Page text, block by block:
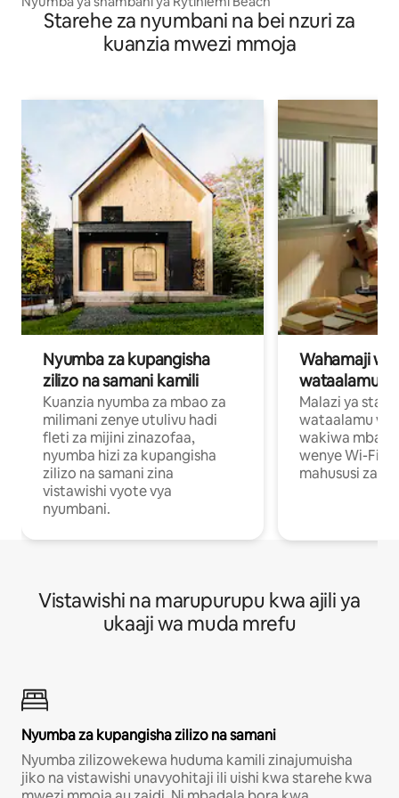
Starehe za nyumbani na bei nzuri za
kuanzia mwezi mmoja
Nyumba za kupangisha
zilizo na samani kamili
Kuanzia nyumba za mbao za
milimani zenye utulivu hadi
fleti za mijini zinazofaa,
nyumba hizi za kupangisha
zilizo na samani zina
vistawishi vyote vya
nyumbani.
Wahamaji
wataalamu
Malazi ya
wataalamu
wakiwa mbali
wenye Wi-Fi
mahususi za
Vistawishi na marupurupu kwa ajili ya
ukaaji wa muda mrefu
Nyumba za kupangisha zilizo na samani
Nyumba zilizowekewa huduma kamili zinajumuisha
jiko na vistawishi unavyohitaji ili uishi kwa starehe kwa